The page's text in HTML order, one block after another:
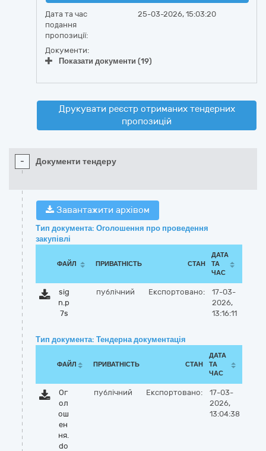
Дата та час
подання
пропозиції:
25-03-2026, 15:03:20
Документи:
Показати документи (19)
Друкувати реєстр отриманих тендерних
пропозицій
- Документи тендеру
Завантажити архівом
Тип документа: Оголошення про проведення
закупівлі
ФАЙЛ ПРИВАТНІСТЬ СТАН
ДАТА
ТА
ЧАС
sig
n.p
7s
публічний Експортовано:
17-03-
2026,
13:16:11
Тип документа: Тендерна документація
ФАЙЛ ПРИВАТНІСТЬ СТАН
ДАТА
ТА
ЧАС
Ог
ол
ош
ен
ня.
do
публічний Експортовано:
17-03-
2026,
13:04:38